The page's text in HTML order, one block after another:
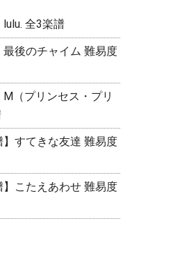
lulu. 全3楽譜
最後のチャイム 難易度
M（プリンセス・プリ
】すてきな友達 難易度
】こたえあわせ 難易度